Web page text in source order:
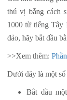
thú vị bằng cách
1000 từ tiếng Tây
đảo, hãy bắt đầu
>>Xem thêm:
Dưới đây là một
Bắt đầu